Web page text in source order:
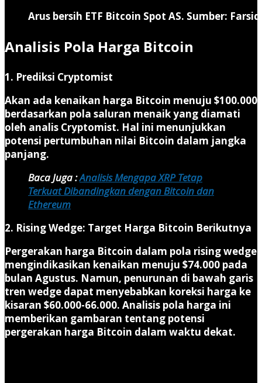
Arus bersih ETF Bitcoin Spot AS. Sumber:
Analisis Pola Harga Bitcoin
1. Prediksi Cryptomist
Akan ada kenaikan harga Bitcoin menuju $100.000
berdasarkan pola saluran menaik yang diamati
oleh analis Cryptomist. Hal ini menunjukkan
potensi pertumbuhan nilai Bitcoin dalam jangka
panjang.
Baca Juga :Analisis Mengapa XRP Tetap
Terkuat Dibandingkan dengan Bitcoin dan
Ethereum
2. Rising Wedge: Target Harga Bitcoin Berikutnya
Pergerakan harga Bitcoin dalam pola rising wedge
mengindikasikan kenaikan menuju $74.000 pada
bulan Agustus. Namun, penurunan di bawah garis
tren wedge dapat menyebabkan koreksi harga ke
kisaran $60.000-66.000. Analisis pola harga ini
memberikan gambaran tentang potensi
pergerakan harga Bitcoin dalam waktu dekat.